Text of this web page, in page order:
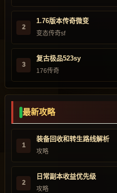
2
1.76版本传奇微变
变态传奇sf
3
复古极品523sy
176传奇
最新攻略
1
装备回收和转生路线解析
攻略
2
日常副本收益优先级
攻略